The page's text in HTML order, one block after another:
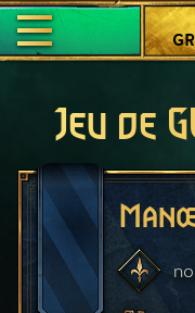
Jeu de